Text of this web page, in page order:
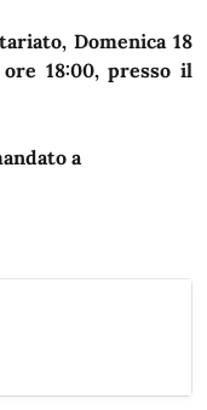
Domenica 18
18:00, presso il
a